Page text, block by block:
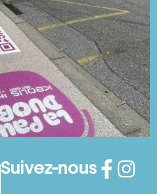
Suivez-nous